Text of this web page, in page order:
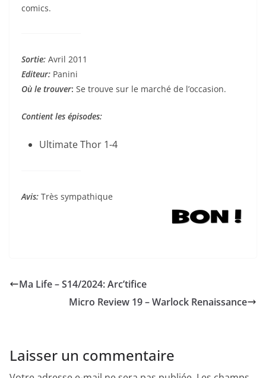
comics.
Sortie: Avril 2011
Editeur: Panini
Où le trouver: Se trouve sur le marché de l’occasion.
Contient les épisodes:
Ultimate Thor 1-4
Avis: Très sympathique
Ma Life – S14/2024: Arc’tifice
Micro Review 19 – Warlock Renaissance
Laisser un commentaire